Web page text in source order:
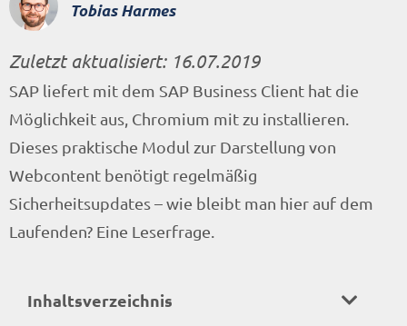
Tobias Harmes
Zuletzt aktualisiert: 16.07.2019
SAP liefert mit dem SAP Business Client hat die
Möglichkeit aus, Chromium mit zu installieren.
Dieses praktische Modul zur Darstellung von
Webcontent benötigt regelmäßig
Sicherheitsupdates – wie bleibt man hier auf dem
Laufenden? Eine Leserfrage.
Inhaltsverzeichnis